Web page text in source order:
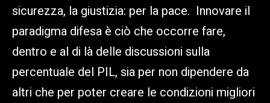
sicurezza, la giustizia: per la pace. Innovare il
paradigma difesa è ciò che occorre fare,
dentro e al di là delle discussioni sulla
percentuale del PIL, sia per non dipendere da
altri che per poter creare le condizioni migliori